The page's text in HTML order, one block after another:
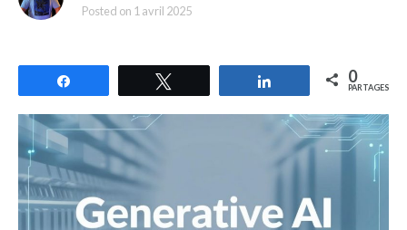
Posted on 1 avril 2025
Partagez 0
PARTAGES